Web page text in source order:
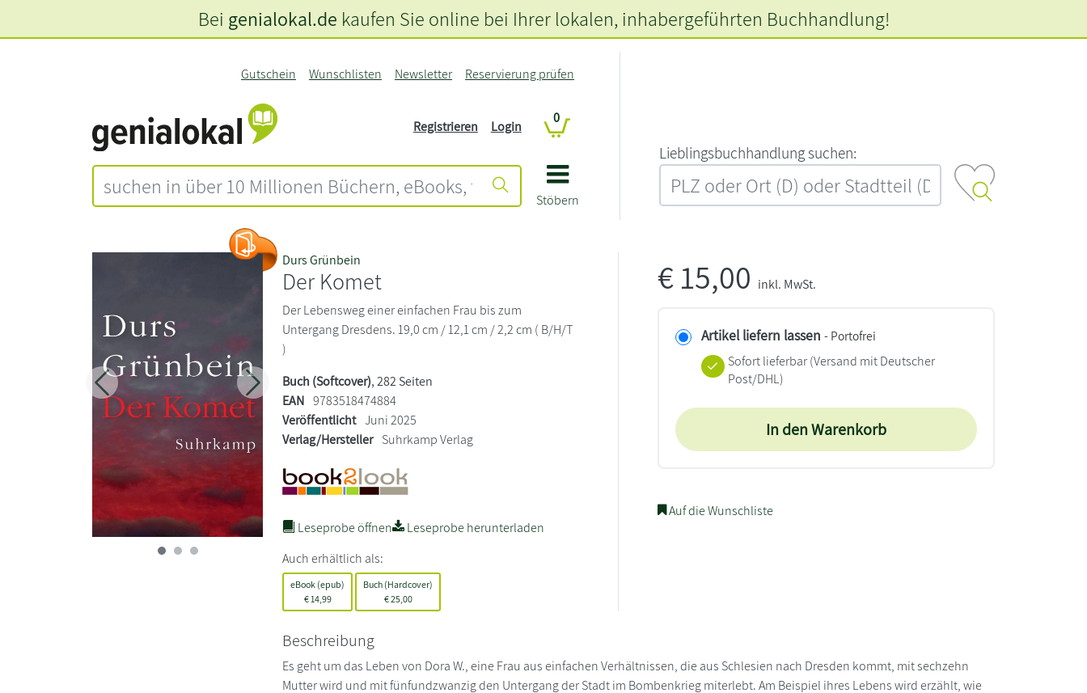
Stöbern
Gutschein Wunschlisten Newsletter Reservierung prüfen
Registrieren Login
0
L‍i‍e‍b‍l‍i‍n‍g‍s‍b‍u‍c‍h‍h‍a‍n‍d‍l‍u‍n‍g‍ ‍s‍u‍c‍h‍e‍n‍:‍
Bei genialokal.de kaufen Sie online bei Ihrer lokalen, inhabergeführten Buchhandlung!
Zurück Weiter
Durs Grünbein
Der Komet
Der Lebensweg einer einfachen Frau bis zum
Untergang Dresdens. 19,0 cm / 12,1 cm / 2,2 cm ( B/H/T
)
Buch (Softcover), 282 Seiten
EAN 9783518474884
Veröffentlicht Juni 2025
Verlag/Hersteller Suhrkamp Verlag
Leseprobe öffnen
Leseprobe herunterladen
Auch erhältlich als:
eBook (epub)
€14,99
Buch (Hardcover)
€25,00
€15,00 inkl. MwSt.
Artikel liefern lassen - Portofrei
Sofort lieferbar(Versand mit Deutscher
Post/DHL)
In den Warenkorb
Auf die Wunschliste
Beschreibung
Es geht um das Leben von Dora W., eine Frau aus einfachen Verhältnissen, die aus Schlesien nach Dresden kommt, mit sechzehn
Mutter wird und mit fünfundzwanzig den Untergang der Stadt im Bombenkrieg miterlebt. Am Beispiel ihres Lebens wird erzählt, wie